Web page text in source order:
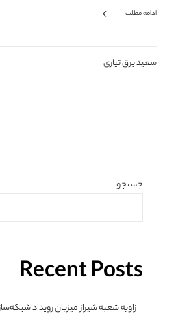
ادامه مطلب
سعید برق تیاری
جستجو
Recent Posts
زاویه شعبه شیراز میزبان رویداد